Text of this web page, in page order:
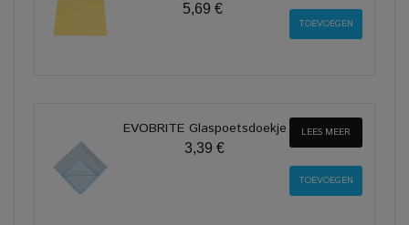
5,69 €
EVOBRITE Glaspoetsdoekje
3,39 €
LEES MEER